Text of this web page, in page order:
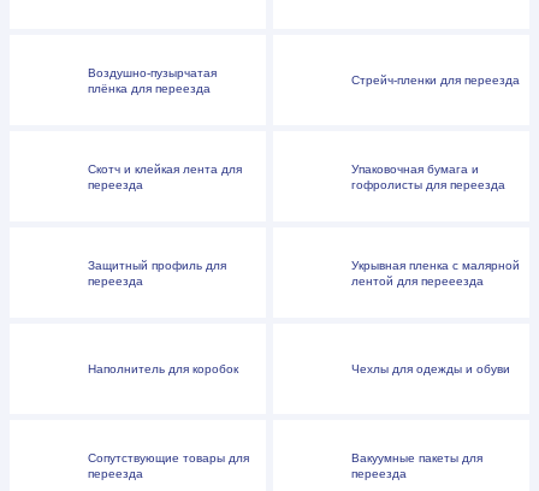
Воздушно-пузырчатая
плёнка для переезда
Стрейч-пленки для переезда
Скотч и клейкая лента для
переезда
Упаковочная бумага и
гофролисты для переезда
Защитный профиль для
переезда
Укрывная пленка с малярной
лентой для перееезда
Наполнитель для коробок Чехлы для одежды и обуви
Сопутствующие товары для
переезда
Вакуумные пакеты для
переезда